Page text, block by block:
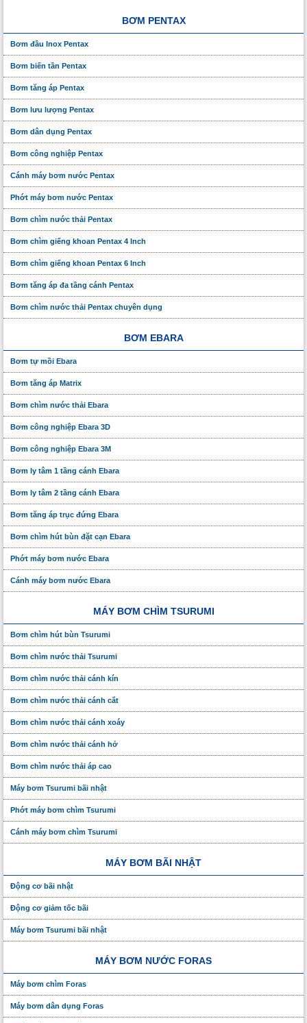
BƠM PENTAX
Bơm đầu Inox Pentax
Bơm biến tần Pentax
Bơm tăng áp Pentax
Bơm lưu lượng Pentax
Bơm dân dụng Pentax
Bơm công nghiệp Pentax
Cánh máy bơm nước Pentax
Phớt máy bơm nước Pentax
Bơm chìm nước thải Pentax
Bơm chìm giếng khoan Pentax 4 Inch
Bơm chìm giếng khoan Pentax 6 Inch
Bơm tăng áp đa tầng cánh Pentax
Bơm chìm nước thải Pentax chuyên dụng
BƠM EBARA
Bơm tự mồi Ebara
Bơm tăng áp Matrix
Bơm chìm nước thải Ebara
Bơm công nghiệp Ebara 3D
Bơm công nghiệp Ebara 3M
Bơm ly tâm 1 tầng cánh Ebara
Bơm ly tâm 2 tầng cánh Ebara
Bơm tăng áp trục đứng Ebara
Bơm chìm hút bùn đặt cạn Ebara
Phớt máy bơm nước Ebara
Cánh máy bơm nước Ebara
MÁY BƠM CHÌM TSURUMI
Bơm chìm hút bùn Tsurumi
Bơm chìm nước thải Tsurumi
Bơm chìm nước thải cánh kín
Bơm chìm nước thải cánh cắt
Bơm chìm nước thải cánh xoáy
Bơm chìm nước thải cánh hở
Bơm chìm nước thải áp cao
Máy bơm Tsurumi bãi nhật
Phớt máy bơm chìm Tsurumi
Cánh máy bơm chìm Tsurumi
MÁY BƠM BÃI NHẬT
Động cơ bãi nhật
Động cơ giảm tốc bãi
Máy bơm Tsurumi bãi nhật
MÁY BƠM NƯỚC FORAS
Máy bơm chìm Foras
Máy bơm dân dụng Foras